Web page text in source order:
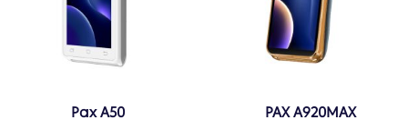
PAX A920MAX
Pax A50